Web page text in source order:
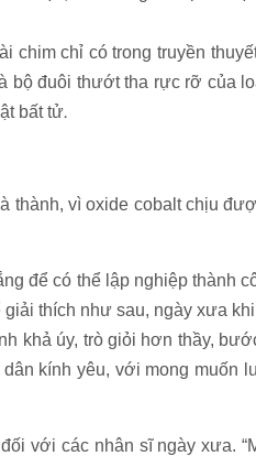
chim chỉ có trong truyền
bộ đuôi thướt tha rực rỡ của
bất tử.
vì oxide cobalt chịu
để có thể lập nghiệp thành
thích như sau, ngày xưa
khả úy, trò giỏi hơn thầy,
kính yêu, với mong muốn
với các nhân sĩ ngày xưa.